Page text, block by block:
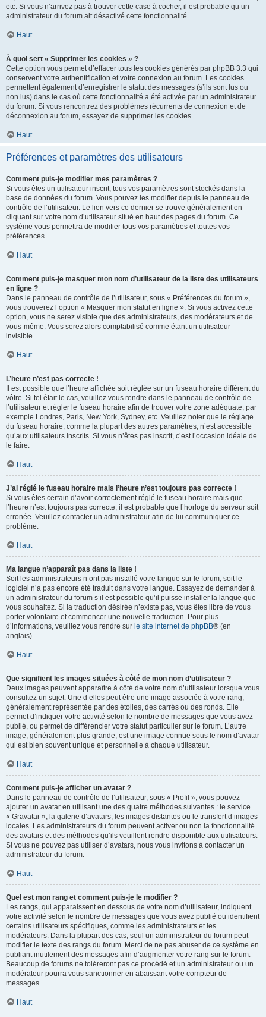
etc. Si vous n’arrivez pas à trouver cette case à cocher, il est probable qu’un
administrateur du forum ait désactivé cette fonctionnalité.
Haut
À quoi sert « Supprimer les cookies » ?
Cette option vous permet d’effacer tous les cookies générés par phpBB 3.3 qui
conservent votre authentification et votre connexion au forum. Les cookies
permettent également d’enregistrer le statut des messages (s’ils sont lus ou
non lus) dans le cas où cette fonctionnalité a été activée par un administrateur
du forum. Si vous rencontrez des problèmes récurrents de connexion et de
déconnexion au forum, essayez de supprimer les cookies.
Haut
Préférences et paramètres des utilisateurs
Comment puis-je modifier mes paramètres ?
Si vous êtes un utilisateur inscrit, tous vos paramètres sont stockés dans la
base de données du forum. Vous pouvez les modifier depuis le panneau de
contrôle de l’utilisateur. Le lien vers ce dernier se trouve généralement en
cliquant sur votre nom d’utilisateur situé en haut des pages du forum. Ce
système vous permettra de modifier tous vos paramètres et toutes vos
préférences.
Haut
Comment puis-je masquer mon nom d’utilisateur de la liste des utilisateurs
en ligne ?
Dans le panneau de contrôle de l’utilisateur, sous « Préférences du forum »,
vous trouverez l’option « Masquer mon statut en ligne ». Si vous activez cette
option, vous ne serez visible que des administrateurs, des modérateurs et de
vous-même. Vous serez alors comptabilisé comme étant un utilisateur
invisible.
Haut
L’heure n’est pas correcte !
Il est possible que l’heure affichée soit réglée sur un fuseau horaire différent du
vôtre. Si tel était le cas, veuillez vous rendre dans le panneau de contrôle de
l’utilisateur et régler le fuseau horaire afin de trouver votre zone adéquate, par
exemple Londres, Paris, New York, Sydney, etc. Veuillez noter que le réglage
du fuseau horaire, comme la plupart des autres paramètres, n’est accessible
qu’aux utilisateurs inscrits. Si vous n’êtes pas inscrit, c’est l’occasion idéale de
le faire.
Haut
J’ai réglé le fuseau horaire mais l’heure n’est toujours pas correcte !
Si vous êtes certain d’avoir correctement réglé le fuseau horaire mais que
l’heure n’est toujours pas correcte, il est probable que l’horloge du serveur soit
erronée. Veuillez contacter un administrateur afin de lui communiquer ce
problème.
Haut
Ma langue n’apparaît pas dans la liste !
Soit les administrateurs n’ont pas installé votre langue sur le forum, soit le
logiciel n’a pas encore été traduit dans votre langue. Essayez de demander à
un administrateur du forum s’il est possible qu’il puisse installer la langue que
vous souhaitez. Si la traduction désirée n’existe pas, vous êtes libre de vous
porter volontaire et commencer une nouvelle traduction. Pour plus
d’informations, veuillez vous rendre sur le site internet de phpBB® (en
anglais).
Haut
Que signifient les images situées à côté de mon nom d’utilisateur ?
Deux images peuvent apparaître à côté de votre nom d’utilisateur lorsque vous
consultez un sujet. Une d’elles peut être une image associée à votre rang,
généralement représentée par des étoiles, des carrés ou des ronds. Elle
permet d’indiquer votre activité selon le nombre de messages que vous avez
publié, ou permet de différencier votre statut particulier sur le forum. L’autre
image, généralement plus grande, est une image connue sous le nom d’avatar
qui est bien souvent unique et personnelle à chaque utilisateur.
Haut
Comment puis-je afficher un avatar ?
Dans le panneau de contrôle de l’utilisateur, sous « Profil », vous pouvez
ajouter un avatar en utilisant une des quatre méthodes suivantes : le service
« Gravatar », la galerie d’avatars, les images distantes ou le transfert d’images
locales. Les administrateurs du forum peuvent activer ou non la fonctionnalité
des avatars et des méthodes qu’ils veuillent rendre disponible aux utilisateurs.
Si vous ne pouvez pas utiliser d’avatars, nous vous invitons à contacter un
administrateur du forum.
Haut
Quel est mon rang et comment puis-je le modifier ?
Les rangs, qui apparaissent en dessous de votre nom d’utilisateur, indiquent
votre activité selon le nombre de messages que vous avez publié ou identifient
certains utilisateurs spécifiques, comme les administrateurs et les
modérateurs. Dans la plupart des cas, seul un administrateur du forum peut
modifier le texte des rangs du forum. Merci de ne pas abuser de ce système en
publiant inutilement des messages afin d’augmenter votre rang sur le forum.
Beaucoup de forums ne toléreront pas ce procédé et un administrateur ou un
modérateur pourra vous sanctionner en abaissant votre compteur de
messages.
Haut